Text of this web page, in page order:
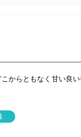
からともなく甘い良